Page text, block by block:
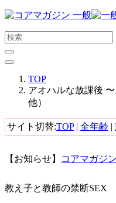
メ
ン
コ
ン
ス
キ
プ
る
TOP
アオハルな放課後 〜
他）
サイト切替:TOP| 全年齢 |
【お知らせ】 コアマガジ
教え子と教師の禁断SEX